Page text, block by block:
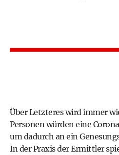
Über Letzteres wird immer
Personen würden eine
um dadurch an ein
In der Praxis der Ermittler